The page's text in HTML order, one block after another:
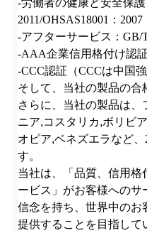
-労働者の健康と安全保護
2011/OHSAS18001：2007
-アフターサービス：GB/
-AAA企業信用格付け認証
-CCC認証（CCCは中国
そして、当社の製品の合
さらに、当社の製品は、
ニア,コスタリカ,ボリビア
オピア,ベネズエラなど
す。
当社は、「品質、信用格
ービス」がお客様へのサ
信念を持ち、世界中のお
提供することを目指して